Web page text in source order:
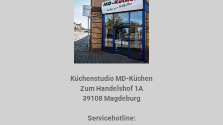
Küchenstudio MD-Küchen
Zum Handelshof 1A
39108 Magdeburg
Servicehotline: